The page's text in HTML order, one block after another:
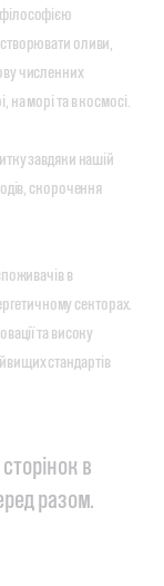
оливи,
численних
на морі та в космосі.
завдяки нашій
скорочення
в
секторах.
та високу
стандартів
в
разом.